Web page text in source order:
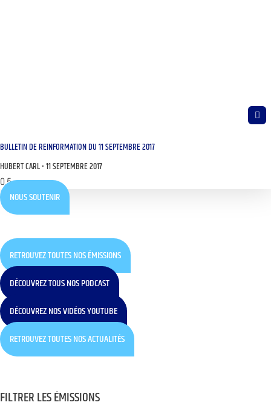
BULLETIN DE REINFORMATION DU 11 SEPTEMBRE 2017
HUBERT CARL 11 SEPTEMBRE 2017
NOUS SOUTENIR
RETROUVEZ TOUTES NOS ÉMISSIONS
DÉCOUVREZ TOUS NOS PODCAST
DÉCOUVREZ NOS VIDÉOS YOUTUBE
RETROUVEZ TOUTES NOS ACTUALITÉS
FILTRER LES ÉMISSIONS